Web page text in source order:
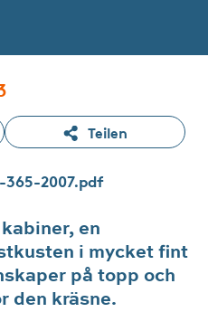
Teilen
2007.pdf
en
i mycket fint
på topp och
den kräsne.